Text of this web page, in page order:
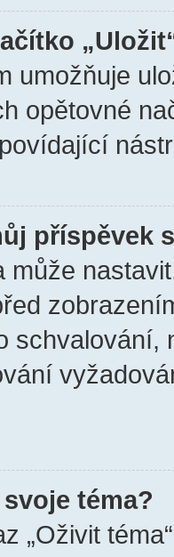
umožňuje
opětovné
příspěvek
může
schvalování,
téma?
„Oživit